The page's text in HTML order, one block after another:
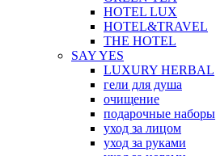
HOTEL LUX
HOTEL&TRAVEL
THE HOTEL
SAY YES
LUXURY HERBAL
гели для душа
очищение
подарочные наборы
уход за лицом
уход за руками